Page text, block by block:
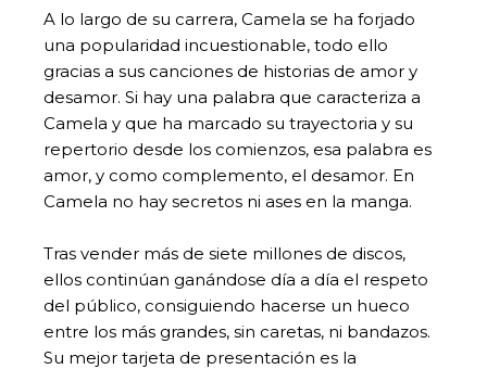
A lo largo de su carrera, Camela se ha forjado
una popularidad incuestionable, todo ello
gracias a sus canciones de historias de amor y
desamor. Si hay una palabra que caracteriza a
Camela y que ha marcado su trayectoria y su
repertorio desde los comienzos, esa palabra es
amor, y como complemento, el desamor. En
Camela no hay secretos ni ases en la manga.
Tras vender más de siete millones de discos,
ellos continúan ganándose día a día el respeto
del público, consiguiendo hacerse un hueco
entre los más grandes, sin caretas, ni bandazos.
Su mejor tarjeta de presentación es la